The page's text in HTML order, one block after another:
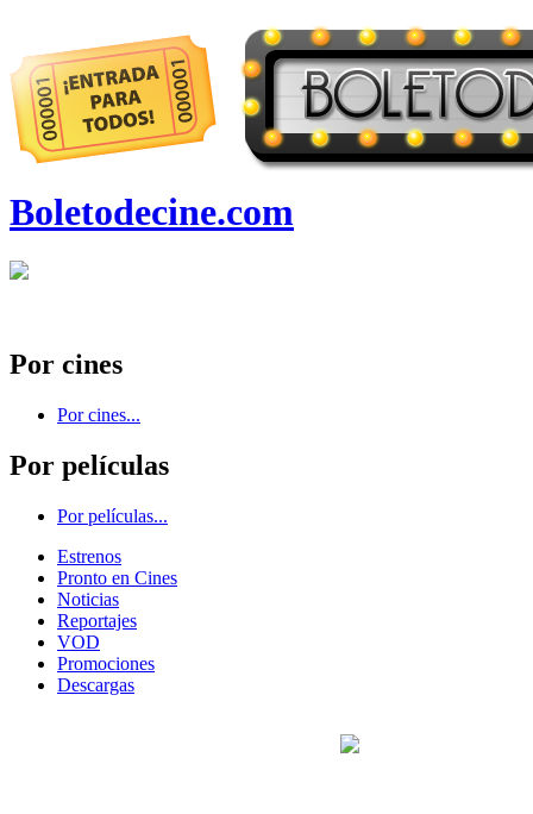
Boletodecine.com
Por cines
Por cines...
Por películas
Por películas...
Estrenos
Pronto en Cines
Noticias
Reportajes
VOD
Promociones
Descargas